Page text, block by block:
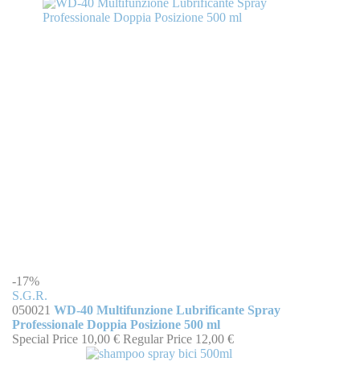
-17%
S.G.R.
050021 WD-40 Multifunzione Lubrificante Spray
Professionale Doppia Posizione 500 ml
Special Price 10,00 € Regular Price 12,00 €